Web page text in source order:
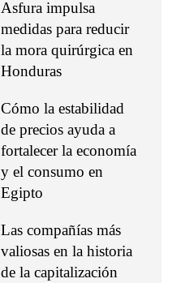
Asfura impulsa
medidas para reducir
la mora quirúrgica en
Honduras
Cómo la estabilidad
de precios ayuda a
fortalecer la economía
y el consumo en
Egipto
Las compañías más
valiosas en la historia
de la capitalización